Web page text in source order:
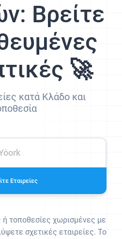
Βρείτε
🚀
κατά Κλάδο και
Εταιρείες
τοποθεσίες χωρισμένες με
σχετικές εταιρείες. Το